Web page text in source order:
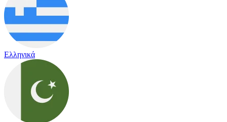
Ελληνικά